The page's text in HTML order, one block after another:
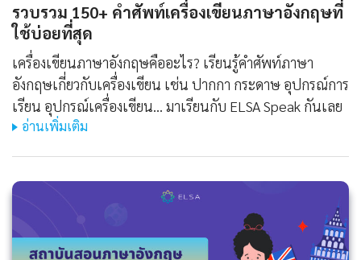
รวบรวม 150+ คำศัพท์เครื่องเขียนภาษาอังกฤษที่
ใช้บ่อยที่สุด
เครื่องเขียนภาษาอังกฤษคืออะไร? เรียนรู้คำศัพท์ภาษา
อังกฤษเกี่ยวกับเครื่องเขียน เช่น ปากกา กระดาษ อุปกรณ์การ
เรียน อุปกรณ์เครื่องเขียน... มาเรียนกับ ELSA Speak กันเลย
อ่านเพิ่มเติม